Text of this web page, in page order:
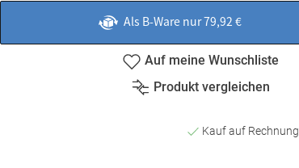
Als B-Ware nur 79,92 €
Auf meine Wunschliste
Produkt vergleichen
Kauf auf Rechnung